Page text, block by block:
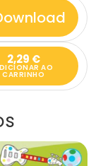
2,29 €
AO
CARRINHO